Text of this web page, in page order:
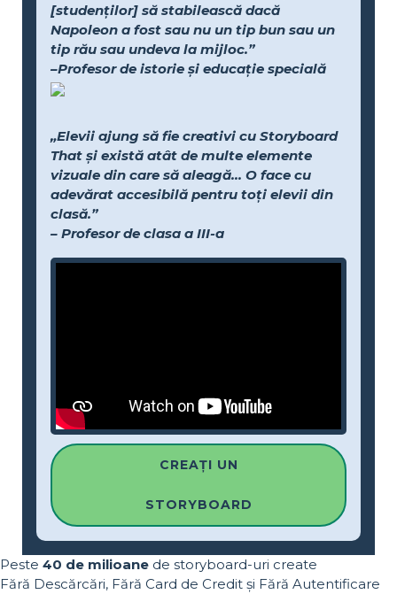
[studenților] să stabilească dacă
Napoleon a fost sau nu un tip bun sau un
tip rău sau undeva la mijloc.”
–Profesor de istorie și educație specială
„Elevii ajung să fie creativi cu Storyboard
That și există atât de multe elemente
vizuale din care să aleagă... O face cu
adevărat accesibilă pentru toți elevii din
clasă.”
– Profesor de clasa a III-a
CREAȚI UN
STORYBOARD
Peste 40 de milioane de storyboard-uri create
Fără Descărcări, Fără Card de Credit și Fără Autentificare